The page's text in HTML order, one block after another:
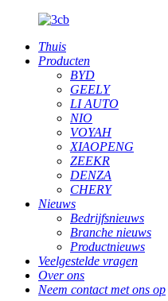
Thuis
Producten
BYD
GEELY
LI AUTO
NIO
VOYAH
XIAOPENG
ZEEKR
DENZA
CHERY
Nieuws
Bedrijfsnieuws
Branche nieuws
Productnieuws
Veelgestelde vragen
Over ons
Neem contact met ons op